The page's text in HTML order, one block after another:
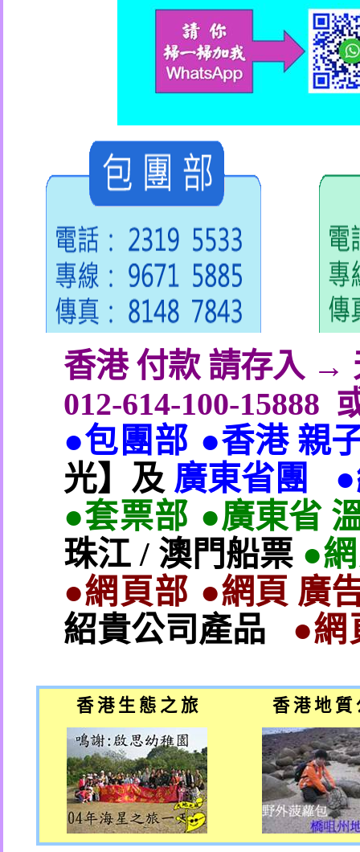
香港 付款 請存入 →
012-614-100-15888
●包團部 ●香港 親
光】及 廣東省團
●套票部 ●廣東省
珠江/ 澳門船票 ●
●網頁部 ●網頁 廣
紹貴公司產品
●網
香 港 生 態 之 旅 香 港 地 質